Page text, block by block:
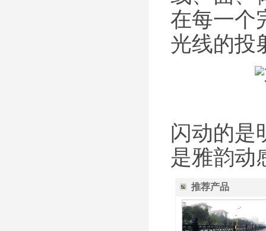
在每一个
光线的投
闪动的是
是雅韵动
推荐产品